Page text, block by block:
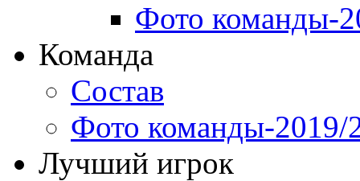
Фото команды-
Команда
Состав
Фото команды-2019/
Лучший игрок